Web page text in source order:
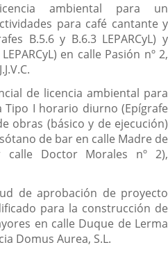
ambiental para un
para café cantante y
B.5.6 y B.6.3 LEPARCyL) y
en calle Pasión nº 2,
de licencia ambiental para
Tipo I horario diurno (Epígrafe
obras (básico y de ejecución)
de bar en calle Madre de
Doctor Morales nº 2),
de aprobación de proyecto
para la construcción de
en calle Duque de Lerma
Domus Aurea, S.L.